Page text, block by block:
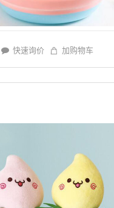
快速询价 加购物车